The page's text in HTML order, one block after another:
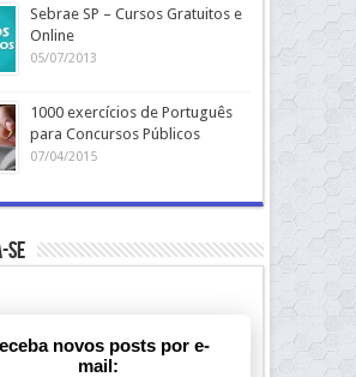
Sebrae SP – Cursos Gratuitos e
Online
05/07/2013
1000 exercícios de Português
para Concursos Públicos
07/04/2015
se
novos posts por e-
mail: